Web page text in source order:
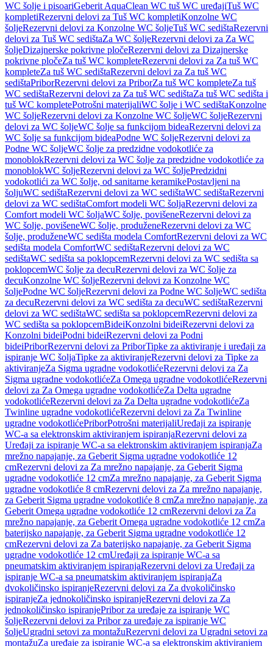
WC šolje i pisoariGeberit AquaClean WC tuš WC uređajiTuš WC
kompletiRezervni delovi za Tuš WC kompletiKonzolne WC
šoljeRezervni delovi za Konzolne WC šoljeTuš WC sedištaRezervni
delovi za Tuš WC sedištaZa WC šoljeRezervni delovi za Za WC
šoljeDizajnerske pokrivne pločeRezervni delovi za Dizajnerske
pokrivne pločeZa tuš WC kompleteRezervni delovi za Za tuš WC
kompleteZa tuš WC sedištaRezervni delovi za Za tuš WC
sedištaPriborRezervni delovi za PriborZa tuš WC kompleteZa tuš
WC sedištaRezervni delovi za Za tuš WC sedištaZa tuš WC sedišta i
tuš WC kompletePotrošni materijaliWC šolje i WC sedištaKonzolne
WC šoljeRezervni delovi za Konzolne WC šoljeWC šoljeRezervni
delovi za WC šoljeWC šolje sa funkcijom bideaRezervni delovi za
WC šolje sa funkcijom bideaPodne WC šoljeRezervni delovi za
Podne WC šoljeWC šolje za predzidne vodokotliće za
monoblokRezervni delovi za WC šolje za predzidne vodokotliće za
monoblokWC šoljeRezervni delovi za WC šoljePredzidni
vodokotlići za WC šolje, od sanitarne keramikePostavljeni na
šoljuWC sedištaRezervni delovi za WC sedištaWC sedištaRezervni
delovi za WC sedištaComfort modeli WC šoljaRezervni delovi za
Comfort modeli WC šoljaWC šolje, povišeneRezervni delovi za
WC šolje, povišeneWC šolje, produženeRezervni delovi za WC
šolje, produženeWC sedišta modela ComfortRezervni delovi za WC
sedišta modela ComfortWC sedištaRezervni delovi za WC
sedištaWC sedišta sa poklopcemRezervni delovi za WC sedišta sa
poklopcemWC šolje za decuRezervni delovi za WC šolje za
decuKonzolne WC šoljeRezervni delovi za Konzolne WC
šoljePodne WC šoljeRezervni delovi za Podne WC šoljeWC sedišta
za decuRezervni delovi za WC sedišta za decuWC sedištaRezervni
delovi za WC sedištaWC sedišta sa poklopcemRezervni delovi za
WC sedišta sa poklopcemBideiKonzolni bideiRezervni delovi za
Konzolni bideiPodni bideiRezervni delovi za Podni
bideiPriborRezervni delovi za PriborTipke za aktiviranje i uređaji za
ispiranje WC šoljaTipke za aktiviranjeRezervni delovi za Tipke za
aktiviranjeZa Sigma ugradne vodokotlićeRezervni delovi za Za
Sigma ugradne vodokotlićeZa Omega ugradne vodokotlićeRezervni
delovi za Za Omega ugradne vodokotlićeZa Delta ugradne
vodokotlićeRezervni delovi za Za Delta ugradne vodokotlićeZa
Twinline ugradne vodokotlićeRezervni delovi za Za Twinline
ugradne vodokotlićePriborPotrošni materijaliUređaji za ispiranje
WC-a sa elektronskim aktiviranjem ispiranjaRezervni delovi za
Uređaji za ispiranje WC-a sa elektronskim aktiviranjem ispiranjaZa
mrežno napajanje, za Geberit Sigma ugradne vodokotliće 12
cmRezervni delovi za Za mrežno napajanje, za Geberit Sigma
ugradne vodokotliće 12 cmZa mrežno napajanje, za Geberit Sigma
ugradne vodokotliće 8 cmRezervni delovi za Za mrežno napajanje,
za Geberit Sigma ugradne vodokotliće 8 cmZa mrežno napajanje, za
Geberit Omega ugradne vodokotliće 12 cmRezervni delovi za Za
mrežno napajanje, za Geberit Omega ugradne vodokotliće 12 cmZa
baterijsko napajanje, za Geberit Sigma ugradne vodokotliće 12
cmRezervni delovi za Za baterijsko napajanje, za Geberit Sigma
ugradne vodokotliće 12 cmUređaji za ispiranje WC-a sa
pneumatskim aktiviranjem ispiranjaRezervni delovi za Uređaji za
ispiranje WC-a sa pneumatskim aktiviranjem ispiranjaZa
dvokoličinsko ispiranjeRezervni delovi za Za dvokoličinsko
ispiranjeZa jednokoličinsko ispiranjeRezervni delovi za Za
jednokoličinsko ispiranjePribor za uređaje za ispiranje WC
šoljeRezervni delovi za Pribor za uređaje za ispiranje WC
šoljeUgradni setovi za montažuRezervni delovi za Ugradni setovi za
montažuZa uređaje za ispiranje WC-a sa elektronskim aktiviranjem